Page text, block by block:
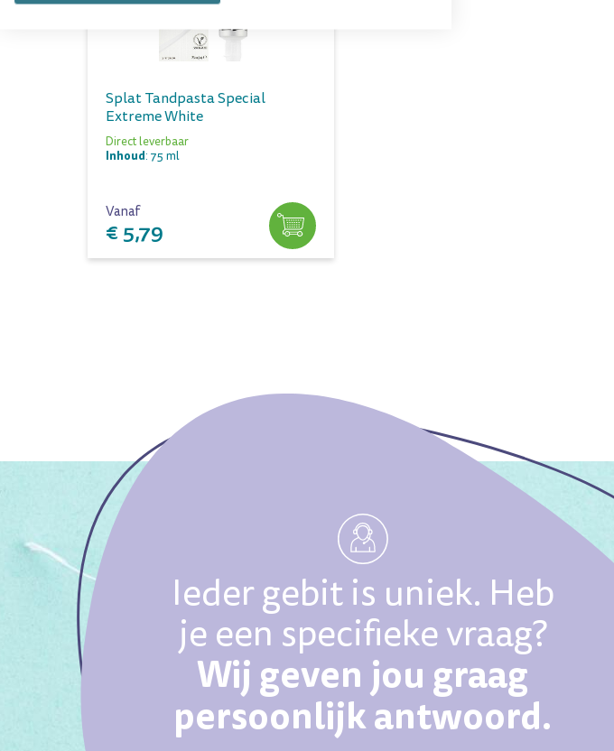
Splat Tandpasta Special
Extreme White
Direct leverbaar
Inhoud: 75 ml
Vanaf
€ 5,79
Ieder gebit is uniek. Heb
je een specifieke vraag?
Wij geven jou graag
persoonlijk antwoord.